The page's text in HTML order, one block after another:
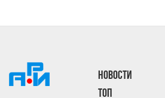
НОВОСТИ
ТОП